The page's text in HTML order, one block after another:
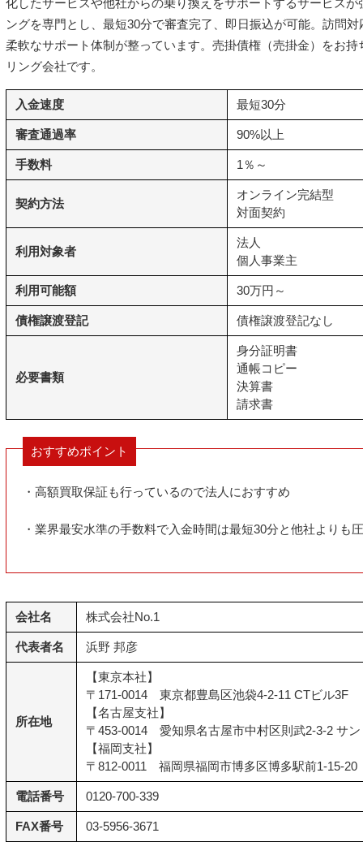
化したサービスや他社からの乗り換えをサポートするサービス
ングを専門とし、最短30分で審査完了、即日振込が可能。訪問
柔軟なサポート体制が整っています。売掛債権（売掛金）をお
リング会社です。
入金速度 最短30分
審査通過率 90%以上
手数料 1％～
契約方法
オンライン完結型
対面契約
利用対象者
法人
個人事業主
利用可能額 30万円～
債権譲渡登記 債権譲渡登記なし
必要書類
身分証明書
通帳コピー
決算書
請求書
おすすめポイント
・高額買取保証も行っているので法人におすすめ
・業界最安水準の手数料で入金時間は最短30分と他社よりも
会社名 株式会社No.1
代表者名 浜野 邦彦
所在地
【東京本社】
〒171-0014 東京都豊島区池袋4-2-11 CTビル3F
【名古屋支社】
〒453-0014 愛知県名古屋市中村区則武2-3-2 サ
【福岡支社】
〒812-0011 福岡県福岡市博多区博多駅前1-15-
電話番号 0120-700-339
FAX番号 03-5956-3671